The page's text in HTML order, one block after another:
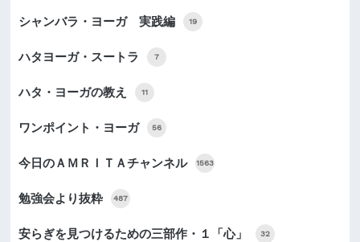
シャンバラ・ヨーガ 実践編 19
ハタヨーガ・スートラ 7
ハタ・ヨーガの教え 11
ワンポイント・ヨーガ 56
今日のＡＭＲＩＴＡチャンネル 1563
勉強会より抜粋 487
安らぎを見つけるための三部作・１「心」 32